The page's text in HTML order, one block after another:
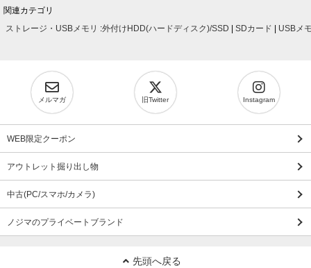
関連カテゴリ
ストレージ・USBメモリ :外付けHDD(ハードディスク)/SSD SDカード USBメ
メルマガ 旧Twitter Instagram
WEB限定クーポン
アウトレット掘り出し物
中古(PC/スマホ/カメラ)
ノジマのプライベートブランド
先頭へ戻る